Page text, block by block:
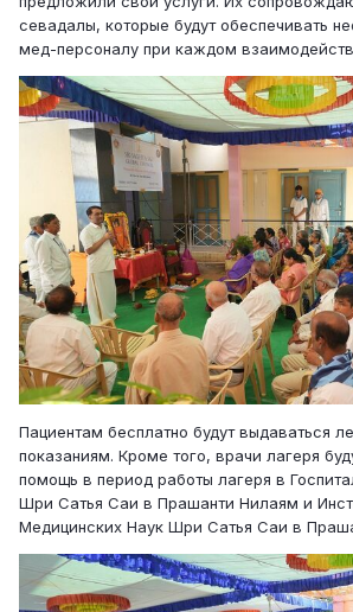
севадалы, которые будут обеспечивать
мед-персоналу при каждом
Пациентам бесплатно будут выдаваться
показаниям. Кроме того, врачи лагеря
помощь в период работы лагеря в
Шри Сатья Саи в Прашанти Нилаям и
Медицинских Наук Шри Сатья Саи в